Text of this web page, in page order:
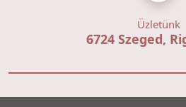
Üzletünk
6724 Szeged,